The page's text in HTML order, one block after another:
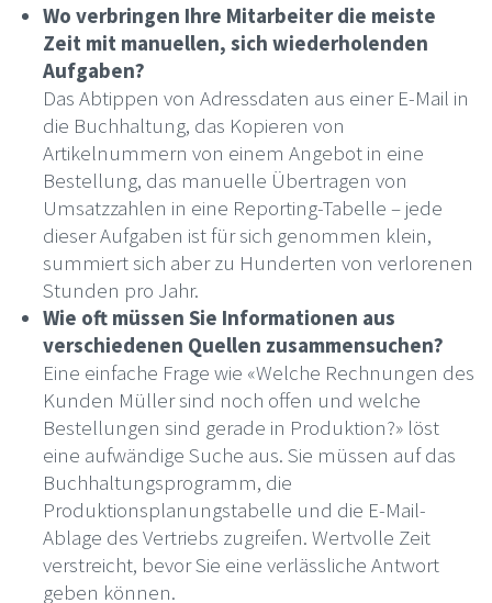
Wo verbringen Ihre Mitarbeiter die meiste
Zeit mit manuellen, sich wiederholenden
Aufgaben?
Das Abtippen von Adressdaten aus einer E-Mail in
die Buchhaltung, das Kopieren von
Artikelnummern von einem Angebot in eine
Bestellung, das manuelle Übertragen von
Umsatzzahlen in eine Reporting-Tabelle – jede
dieser Aufgaben ist für sich genommen klein,
summiert sich aber zu Hunderten von verlorenen
Stunden pro Jahr.
Wie oft müssen Sie Informationen aus
verschiedenen Quellen zusammensuchen?
Eine einfache Frage wie «Welche Rechnungen des
Kunden Müller sind noch offen und welche
Bestellungen sind gerade in Produktion?» löst
eine aufwändige Suche aus. Sie müssen auf das
Buchhaltungsprogramm, die
Produktionsplanungstabelle und die E-Mail-
Ablage des Vertriebs zugreifen. Wertvolle Zeit
verstreicht, bevor Sie eine verlässliche Antwort
geben können.